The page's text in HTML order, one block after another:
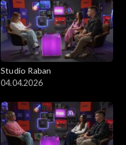
Studio Raban
04.04.2026